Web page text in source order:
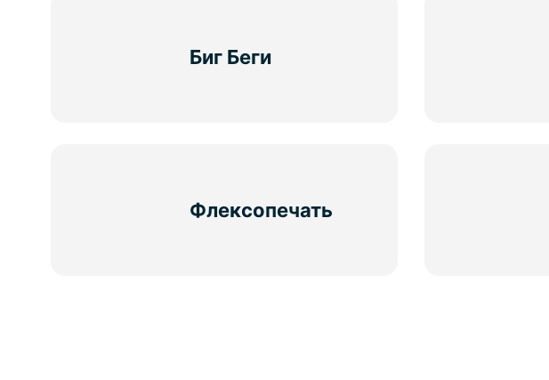
Биг Беги
Флексопечать